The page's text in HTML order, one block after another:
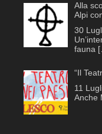
Alla
Alpi
30
fauna
“Il
11
Anche